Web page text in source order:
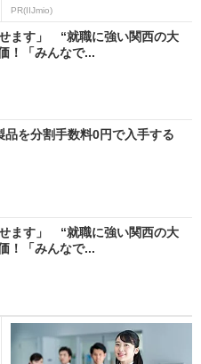
PR(IIJmio)
せます」 “就職に強い関西の大
！「みんなで...
を分割手数料0円で入手する
せます」 “就職に強い関西の大
！「みんなで...